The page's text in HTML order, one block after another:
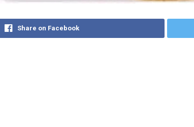
Share on Facebook